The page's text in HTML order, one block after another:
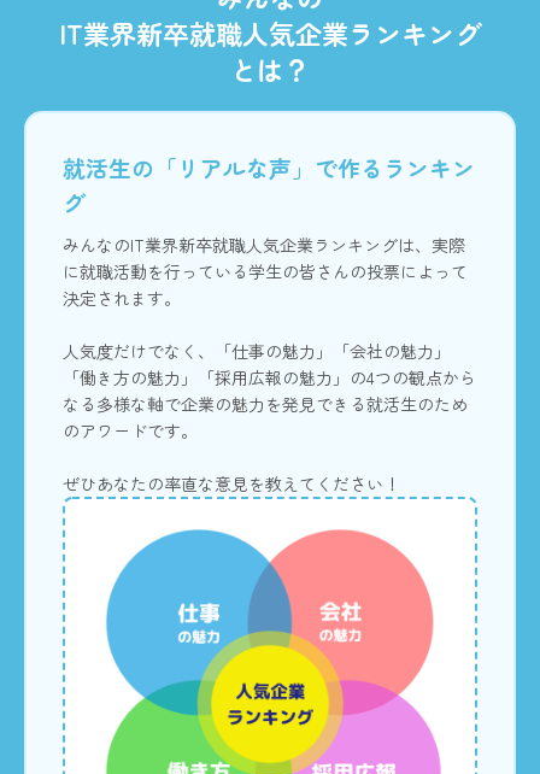
IT業界新卒就職人気企業ランキング
とは？
就活生の「リアルな声」で作るランキン
グ
みんなのIT業界新卒就職人気企業ランキングは、実際
に就職活動を行っている学生の皆さんの投票によって
決定されます。
人気度だけでなく、「仕事の魅力」「会社の魅力」
「働き方の魅力」「採用広報の魅力」の4つの観点から
なる多様な軸で企業の魅力を発見できる就活生のため
のアワードです。
ぜひあなたの率直な意見を教えてください！